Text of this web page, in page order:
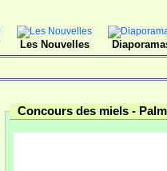
Les Nouvelles
Concours des miels -